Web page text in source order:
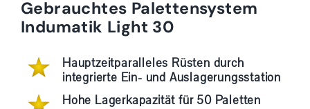
Gebrauchtes Palettensystem
Indumatik Light 30
Hauptzeitparalleles Rüsten durch
integrierte Ein- und Auslagerungsstation
Hohe Lagerkapazität für 50 Paletten